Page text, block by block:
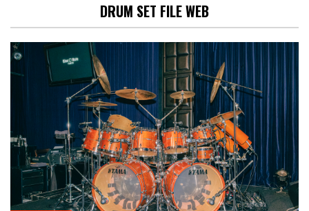
DRUM SET FILE WEB